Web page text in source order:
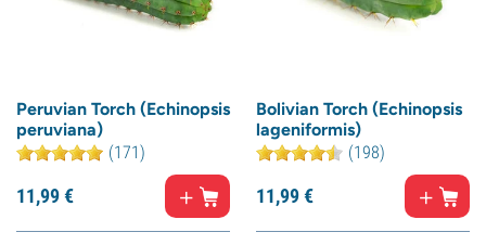
Peruvian Torch (Echinopsis
peruviana)
(171)
11,99€
Bolivian Torch (Echinopsis
lageniformis)
(198)
11,99€